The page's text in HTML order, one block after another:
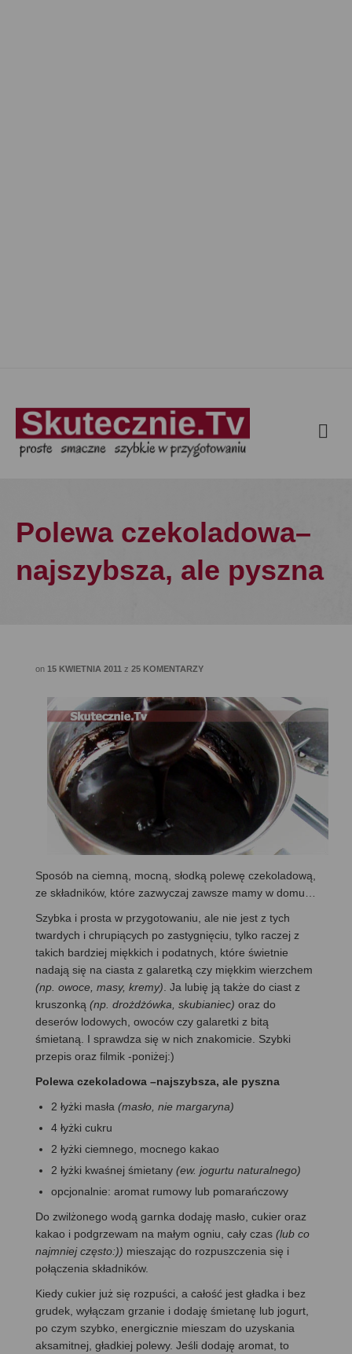
Polewa czekoladowa–
najszybsza, ale pyszna
on 15 KWIETNIA 2011 z 25 KOMENTARZY
Sposób na ciemną, mocną, słodką polewę czekoladową,
ze składników, które zazwyczaj zawsze mamy w domu…
Szybka i prosta w przygotowaniu, ale nie jest z tych
twardych i chrupiących po zastygnięciu, tylko raczej z
takich bardziej miękkich i podatnych, które świetnie
nadają się na ciasta z galaretką czy miękkim wierzchem
(np. owoce, masy, kremy). Ja lubię ją także do ciast z
kruszonką (np. drożdżówka, skubianiec) oraz do
deserów lodowych, owoców czy galaretki z bitą
śmietaną. I sprawdza się w nich znakomicie. Szybki
przepis oraz filmik -poniżej:)
Polewa czekoladowa –najszybsza, ale pyszna
2 łyżki masła (masło, nie margaryna)
4 łyżki cukru
2 łyżki ciemnego, mocnego kakao
2 łyżki kwaśnej śmietany (ew. jogurtu naturalnego)
opcjonalnie: aromat rumowy lub pomarańczowy
Do zwilżonego wodą garnka dodaję masło, cukier oraz
kakao i podgrzewam na małym ogniu, cały czas (lub co
najmniej często:)) mieszając do rozpuszczenia się i
połączenia składników.
Kiedy cukier już się rozpuści, a całość jest gładka i bez
grudek, wyłączam grzanie i dodaję śmietanę lub jogurt,
po czym szybko, energicznie mieszam do uzyskania
aksamitnej, gładkiej polewy. Jeśli dodaję aromat, to